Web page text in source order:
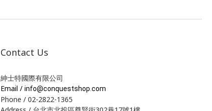
Contact Us
紳士特國際有限公司
Email / info@conquestshop.com
Phone / 02-2822-1365